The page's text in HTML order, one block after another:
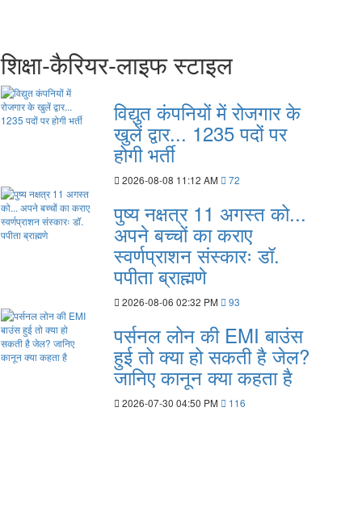
शिक्षा-कैरियर-लाइफ स्टाइल
विद्युत कंपनियों में रोजगार के
खुलें द्वार... 1235 पदों पर
होगी भर्ती
2026-08-08 11:12 AM 72
पुष्य नक्षत्र 11 अगस्त को...
अपने बच्चों का कराए
स्वर्णप्राशन संस्कारः डॉ.
पपीता ब्राह्मणे
2026-08-06 02:32 PM 93
पर्सनल लोन की EMI बाउंस
हुई तो क्या हो सकती है जेल?
जानिए कानून क्या कहता है
2026-07-30 04:50 PM 116